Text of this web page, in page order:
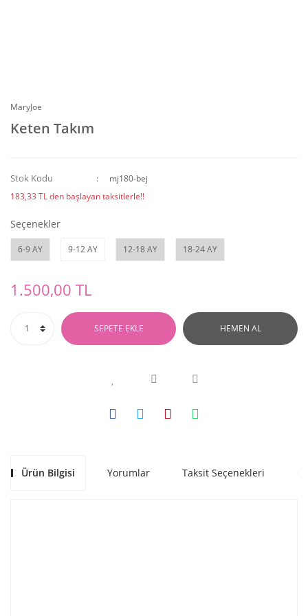
MaryJoe
Keten Takım
Stok Kodu
mj180-bej
183,33 TL den başlayan taksitlerle!!
Seçenekler
6-9 AY 9-12 AY 12-18 AY 18-24 AY
1.500,00 TL
SEPETE EKLE HEMEN AL
Ürün Bilgisi Yorumlar Taksit Seçenekleri